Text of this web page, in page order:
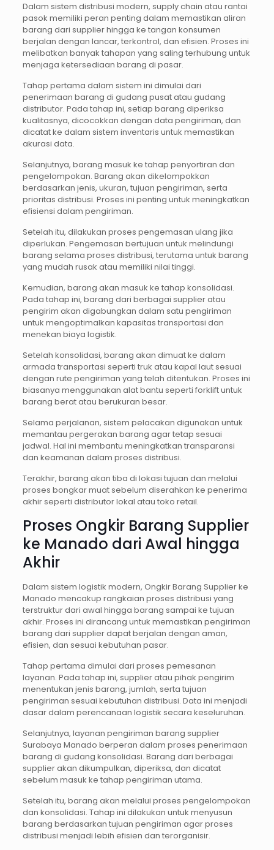
Dalam sistem distribusi modern, supply chain atau rantai
pasok memiliki peran penting dalam memastikan aliran
barang dari supplier hingga ke tangan konsumen
berjalan dengan lancar, terkontrol, dan efisien. Proses ini
melibatkan banyak tahapan yang saling terhubung untuk
menjaga ketersediaan barang di pasar.
Tahap pertama dalam sistem ini dimulai dari
penerimaan barang di gudang pusat atau gudang
distributor. Pada tahap ini, setiap barang diperiksa
kualitasnya, dicocokkan dengan data pengiriman, dan
dicatat ke dalam sistem inventaris untuk memastikan
akurasi data.
Selanjutnya, barang masuk ke tahap penyortiran dan
pengelompokan. Barang akan dikelompokkan
berdasarkan jenis, ukuran, tujuan pengiriman, serta
prioritas distribusi. Proses ini penting untuk meningkatkan
efisiensi dalam pengiriman.
Setelah itu, dilakukan proses pengemasan ulang jika
diperlukan. Pengemasan bertujuan untuk melindungi
barang selama proses distribusi, terutama untuk barang
yang mudah rusak atau memiliki nilai tinggi.
Kemudian, barang akan masuk ke tahap konsolidasi.
Pada tahap ini, barang dari berbagai supplier atau
pengirim akan digabungkan dalam satu pengiriman
untuk mengoptimalkan kapasitas transportasi dan
menekan biaya logistik.
Setelah konsolidasi, barang akan dimuat ke dalam
armada transportasi seperti truk atau kapal laut sesuai
dengan rute pengiriman yang telah ditentukan. Proses ini
biasanya menggunakan alat bantu seperti forklift untuk
barang berat atau berukuran besar.
Selama perjalanan, sistem pelacakan digunakan untuk
memantau pergerakan barang agar tetap sesuai
jadwal. Hal ini membantu meningkatkan transparansi
dan keamanan dalam proses distribusi.
Terakhir, barang akan tiba di lokasi tujuan dan melalui
proses bongkar muat sebelum diserahkan ke penerima
akhir seperti distributor lokal atau toko retail.
Proses Ongkir Barang Supplier
ke Manado dari Awal hingga
Akhir
Dalam sistem logistik modern, Ongkir Barang Supplier ke
Manado mencakup rangkaian proses distribusi yang
terstruktur dari awal hingga barang sampai ke tujuan
akhir. Proses ini dirancang untuk memastikan pengiriman
barang dari supplier dapat berjalan dengan aman,
efisien, dan sesuai kebutuhan pasar.
Tahap pertama dimulai dari proses pemesanan
layanan. Pada tahap ini, supplier atau pihak pengirim
menentukan jenis barang, jumlah, serta tujuan
pengiriman sesuai kebutuhan distribusi. Data ini menjadi
dasar dalam perencanaan logistik secara keseluruhan.
Selanjutnya, layanan pengiriman barang supplier
Surabaya Manado berperan dalam proses penerimaan
barang di gudang konsolidasi. Barang dari berbagai
supplier akan dikumpulkan, diperiksa, dan dicatat
sebelum masuk ke tahap pengiriman utama.
Setelah itu, barang akan melalui proses pengelompokan
dan konsolidasi. Tahap ini dilakukan untuk menyusun
barang berdasarkan tujuan pengiriman agar proses
distribusi menjadi lebih efisien dan terorganisir.